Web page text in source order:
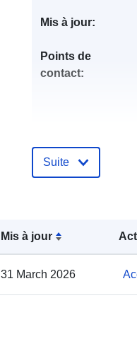
Mis à jour
31 March 2026
Mis à jour:
Points de
contact:
spatial:
Suite